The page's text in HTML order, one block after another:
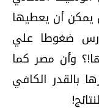
يمكن أن يعطيها
ضغوطا علي
وأن مصر كما
بالقدر الكافي